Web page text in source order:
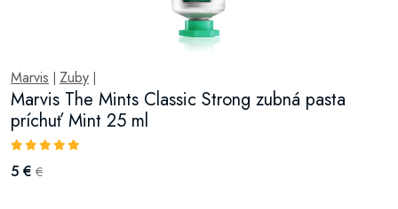
Marvis Zuby
Marvis The Mints Classic Strong zubná pasta
príchuť Mint 25 ml
5 € €